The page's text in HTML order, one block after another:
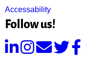
Accessability
Follow us!